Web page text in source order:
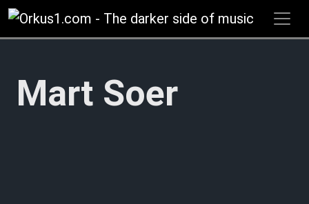
Zum
Inhalt
springen
Mart Soer